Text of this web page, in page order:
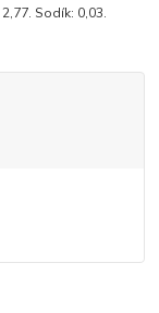
Sodík: 0,03.